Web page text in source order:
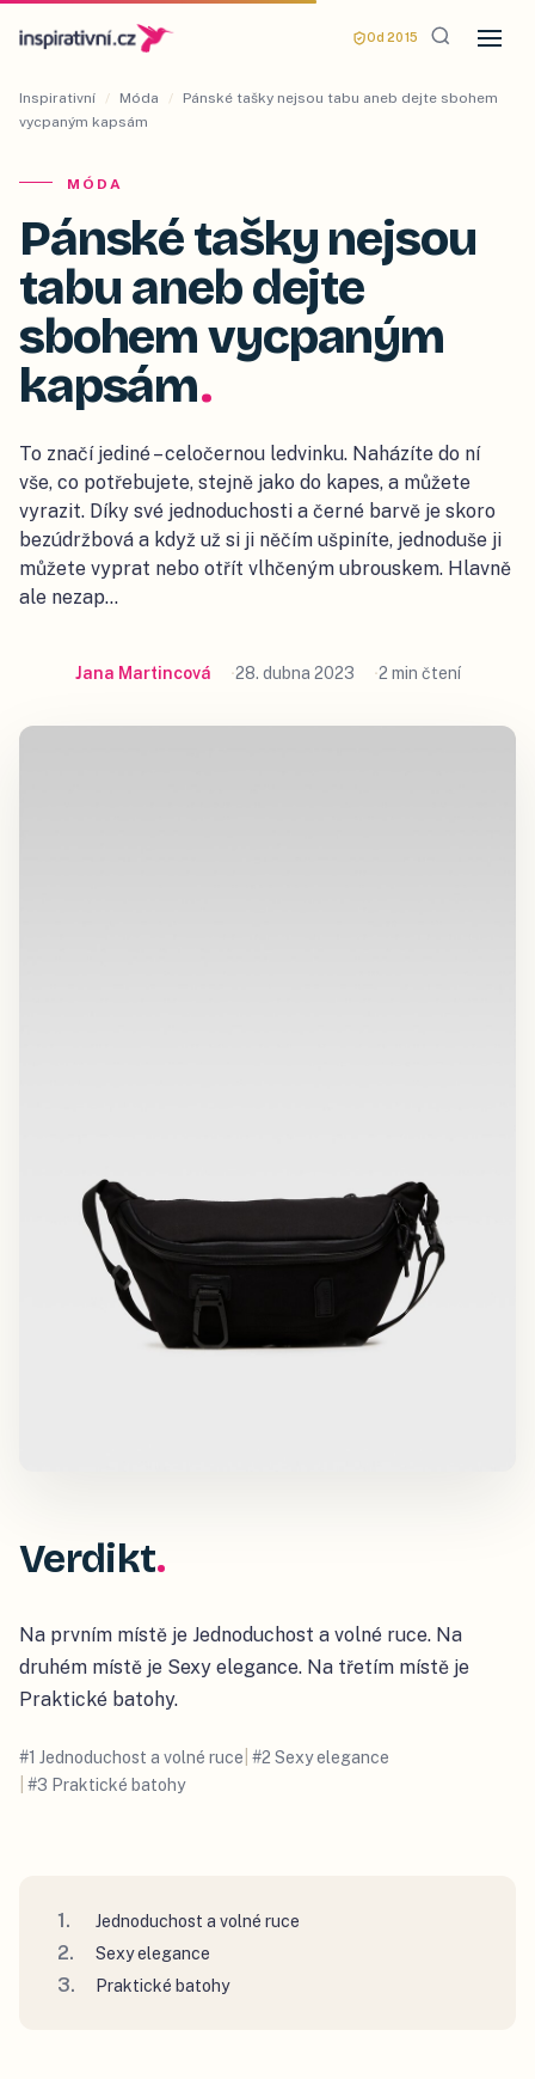
Od 2015
Inspirativní / Móda /
Pánské tašky nejsou tabu aneb dejte sbohem
vycpaným kapsám
MÓDA
Pánské tašky nejsou
tabu aneb dejte
sbohem vycpaným
kapsám.
To značí jediné – celočernou ledvinku. Naházíte do ní
vše, co potřebujete, stejně jako do kapes, a můžete
vyrazit. Díky své jednoduchosti a černé barvě je skoro
bezúdržbová a když už si ji něčím ušpiníte, jednoduše ji
můžete vyprat nebo otřít vlhčeným ubrouskem. Hlavně
ale nezap…
Jana Martincová 28. dubna 2023 2 min čtení
Verdikt
Na prvním místě je Jednoduchost a volné ruce. Na
druhém místě je Sexy elegance. Na třetím místě je
Praktické batohy.
#1 Jednoduchost a volné ruce #2 Sexy elegance
#3 Praktické batohy
Jednoduchost a volné ruce
Sexy elegance
Praktické batohy